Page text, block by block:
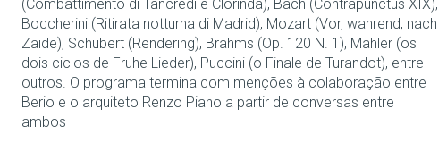
(Combattimento di Tancredi e Clorinda), Bach (Contrapunctus XIX),
Boccherini (Ritirata notturna di Madrid), Mozart (Vor, wahrend, nach
Zaide), Schubert (Rendering), Brahms (Op. 120 N. 1), Mahler (os
dois ciclos de Fruhe Lieder), Puccini (o Finale de Turandot), entre
outros. O programa termina com menções à colaboração entre
Berio e o arquiteto Renzo Piano a partir de conversas entre
ambos